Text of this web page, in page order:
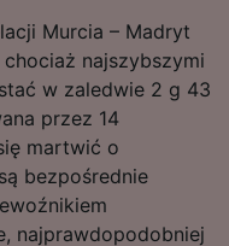
Murcia – Madryt
najszybszymi
w zaledwie 2 g 43
przez 14
martwić o
bezpośrednie
najprawdopodobniej